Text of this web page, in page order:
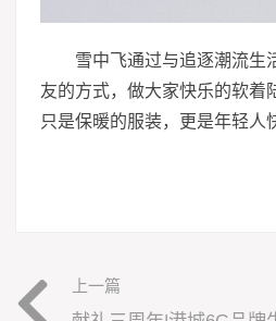
雪中飞通过与追逐潮流生
友的方式，做大家快乐的软着
只是保暖的服装，更是年轻人
上一篇